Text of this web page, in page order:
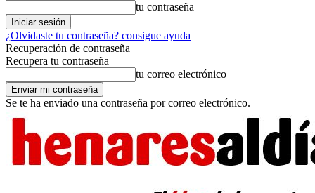
tu contraseña
¿Olvidaste tu contraseña? consigue ayuda
Recuperación de contraseña
Recupera tu contraseña
tu correo electrónico
Se te ha enviado una contraseña por correo electrónico.